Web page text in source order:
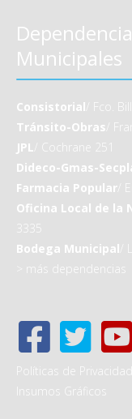
Municipales
Consistorial / Fco.
Tránsito-Obras /
JPL / Cochrane 251
Dideco-Gmas-
Farmacia Popular /
Oficina Local de la
3335
Bodega Municipal
más dependencias
Políticas de Privacidad
Insumos Gráficos